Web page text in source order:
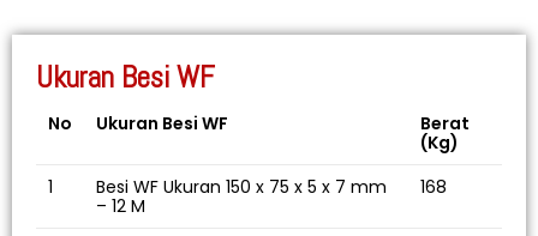
Ukuran Besi WF
No Ukuran Besi WF
Berat
(Kg)
1
Besi WF Ukuran 150 x 75 x 5 x 7 mm
– 12 M
168